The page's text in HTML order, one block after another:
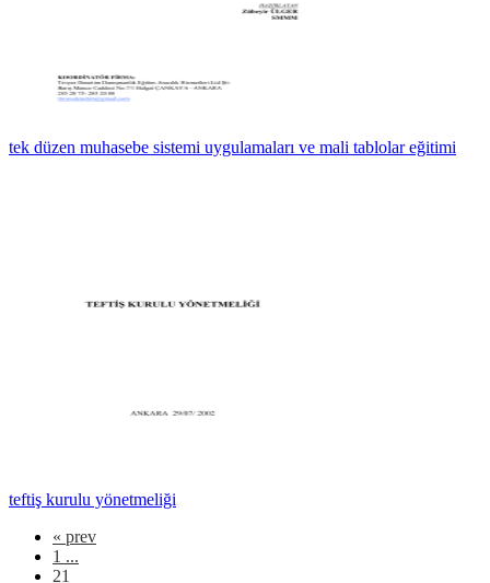
tek düzen muhasebe sistemi uygulamaları ve mali tablolar eğitimi
teftiş kurulu yönetmeliği
« prev
1 ...
21